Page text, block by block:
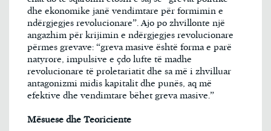
dhe ekonomike janë vendimtare për formimin e
ndërgjegjes revolucionare”. Ajo po zhvillonte një
angazhim për krijimin e ndërgjegjes revolucionare
përmes grevave: “greva masive është forma e parë
natyrore, impulsive e çdo lufte të madhe
revolucionare të proletariatit dhe sa më i zhvilluar
antagonizmi midis kapitalit dhe punës, aq më
efektive dhe vendimtare bëhet greva masive.”
Mësuese dhe Teoriciente